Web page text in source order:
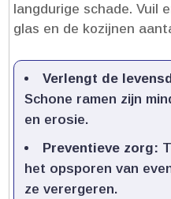
langdurige schade.​ Vuil
glas en de kozijnen
Verlengt de
Schone ramen zijn
en erosie.​
Preventieve zorg:
het opsporen van
ze verergeren.​